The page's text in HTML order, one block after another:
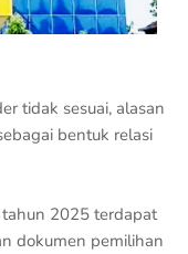
tidak sesuai, alasan
bentuk relasi
2025 terdapat
dokumen pemilihan